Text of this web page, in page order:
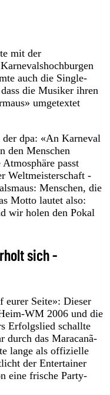
mit der
auch die Single-
die Musiker ihren
umgetextet
dpa: «An Karneval
den Menschen
passt
Weltmeisterschaft -
Menschen, die
Motto lautet also:
wir holen den Pokal
sich -
eurer Seite»: Dieser
WM 2006 und die
Erfolgslied schallte
durch das Maracanã-
lange als offizielle
der Entertainer
eine frische Party-